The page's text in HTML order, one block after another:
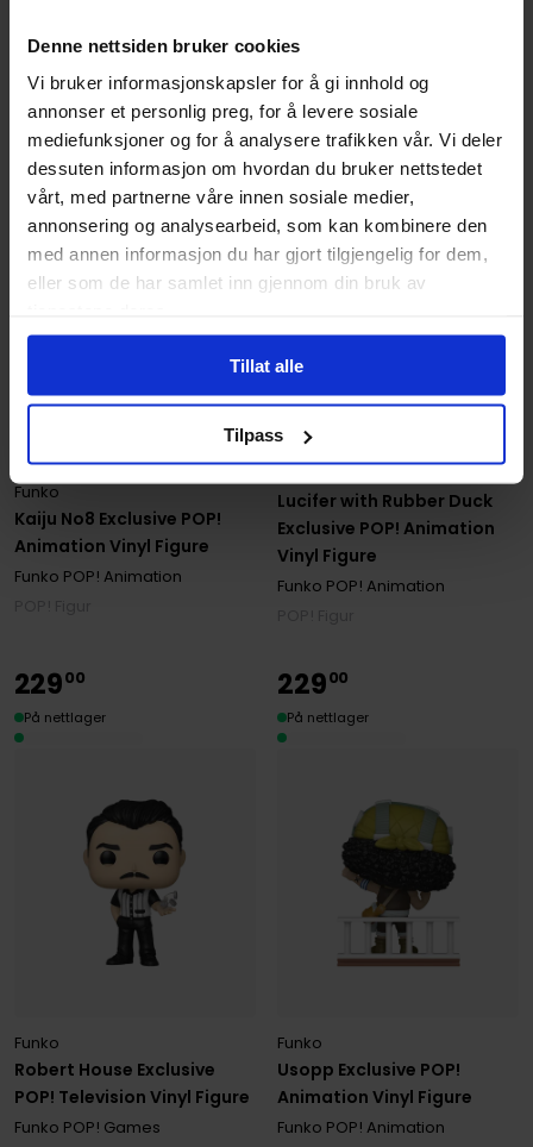
Denne nettsiden bruker cookies
Vi bruker informasjonskapsler for å gi innhold og
annonser et personlig preg, for å levere sosiale
mediefunksjoner og for å analysere trafikken vår. Vi deler
dessuten informasjon om hvordan du bruker nettstedet
vårt, med partnerne våre innen sosiale medier,
annonsering og analysearbeid, som kan kombinere den
med annen informasjon du har gjort tilgjengelig for dem,
eller som de har samlet inn gjennom din bruk av
Tillat alle
Tilpass
POP! Figur
POP! Figur
Kaiju No8 Exclusive POP!
Animation Vinyl Figure
Funko
Funko POP! Animation
22900
På nettlager
Lucifer with Rubber Duck
Exclusive POP! Animation
Vinyl Figure
Funko POP! Animation
22900
På nettlager
Robert House Exclusive
POP! Television Vinyl Figure
Funko
Funko POP! Games
22900
På nettlager
Usopp Exclusive POP!
Animation Vinyl Figure
Funko
Funko POP! Animation
22900
På nettlager